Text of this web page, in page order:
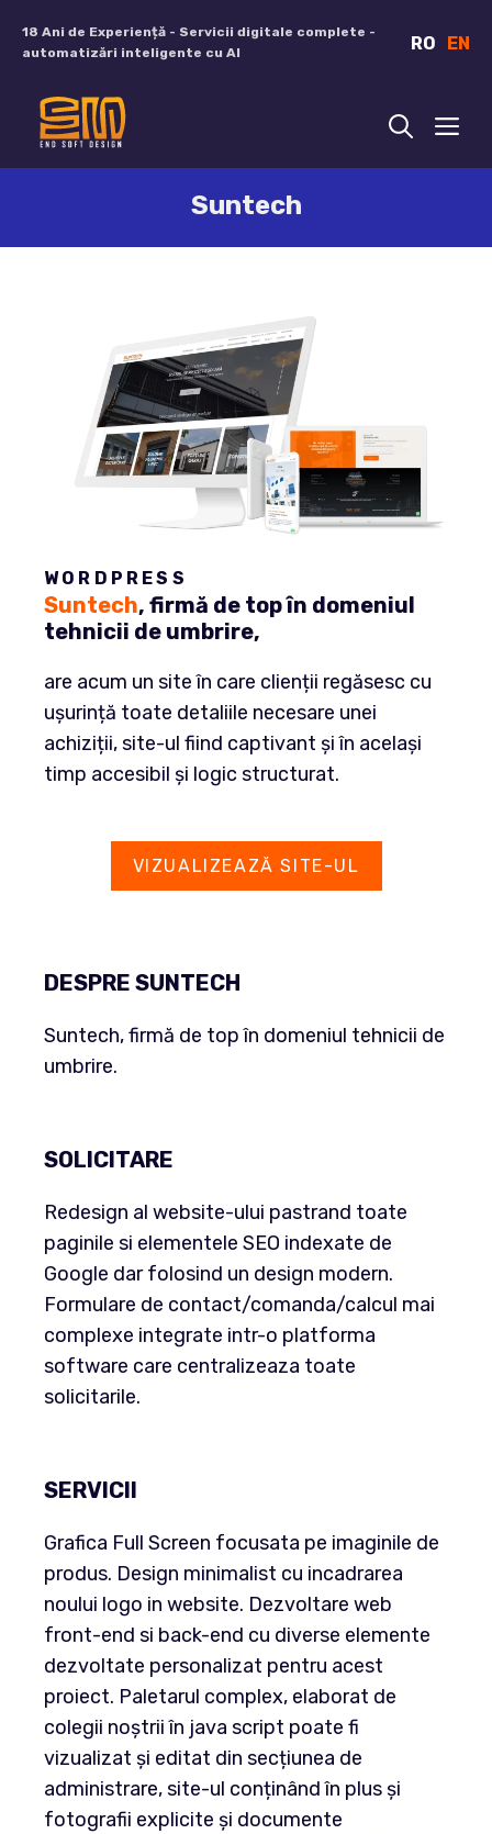
18 Ani de Experiență - Servicii digitale complete -
automatizări inteligente cu AI
RO EN
Suntech
WORDPRESS
Suntech, firmă de top în domeniul
tehnicii de umbrire,
are acum un site în care clienții regăsesc cu
ușurință toate detaliile necesare unei
achiziții, site-ul fiind captivant și în același
timp accesibil și logic structurat.
VIZUALIZEAZĂ SITE-UL
DESPRE SUNTECH
Suntech, firmă de top în domeniul tehnicii de
umbrire.
SOLICITARE
Redesign al website-ului pastrand toate
paginile si elementele SEO indexate de
Google dar folosind un design modern.
Formulare de contact/comanda/calcul mai
complexe integrate intr-o platforma
software care centralizeaza toate
solicitarile.
SERVICII
Grafica Full Screen focusata pe imaginile de
produs. Design minimalist cu incadrarea
noului logo in website. Dezvoltare web
front-end si back-end cu diverse elemente
dezvoltate personalizat pentru acest
proiect. Paletarul complex, elaborat de
colegii noștrii în java script poate fi
vizualizat și editat din secțiunea de
administrare, site-ul conținând în plus și
fotografii explicite și documente